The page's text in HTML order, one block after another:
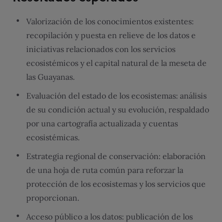
Valorización de los conocimientos existentes:
recopilación y puesta en relieve de los datos e
iniciativas relacionados con los servicios
ecosistémicos y el capital natural de la meseta de
las Guayanas.
Evaluación del estado de los ecosistemas: análisis
de su condición actual y su evolución, respaldado
por una cartografía actualizada y cuentas
ecosistémicas.
Estrategia regional de conservación: elaboración
de una hoja de ruta común para reforzar la
protección de los ecosistemas y los servicios que
proporcionan.
Acceso público a los datos: publicación de los